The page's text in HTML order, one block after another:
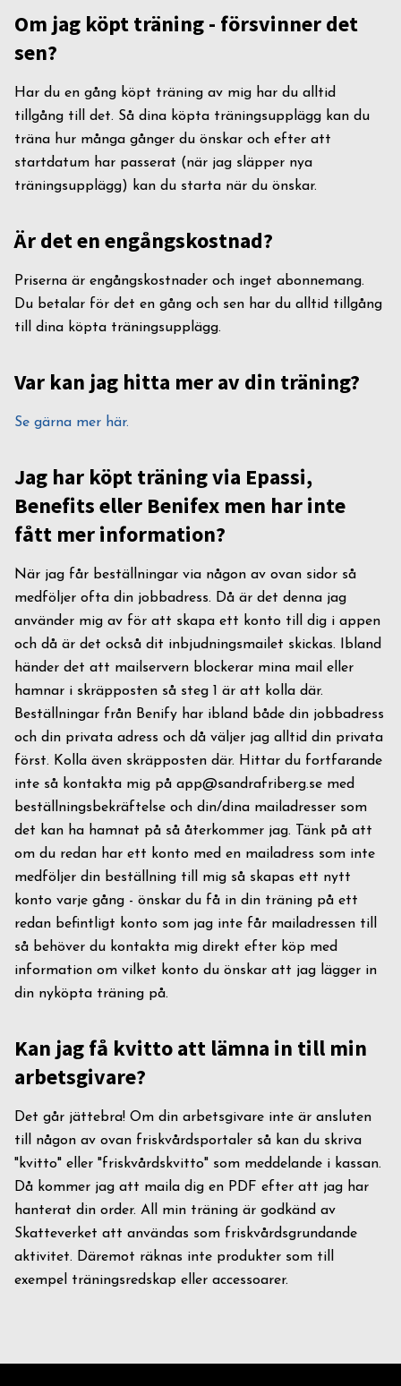
Om jag köpt träning - försvinner det
sen?
Har du en gång köpt träning av mig har du alltid
tillgång till det. Så dina köpta träningsupplägg kan du
träna hur många gånger du önskar och efter att
startdatum har passerat (när jag släpper nya
träningsupplägg) kan du starta när du önskar.
Är det en engångskostnad?
Priserna är engångskostnader och inget abonnemang.
Du betalar för det en gång och sen har du alltid tillgång
till dina köpta träningsupplägg.
Var kan jag hitta mer av din träning?
Se gärna mer här.
Jag har köpt träning via Epassi,
Benefits eller Benifex men har inte
fått mer information?
När jag får beställningar via någon av ovan sidor så
medföljer ofta din jobbadress. Då är det denna jag
använder mig av för att skapa ett konto till dig i appen
och då är det också dit inbjudningsmailet skickas. Ibland
händer det att mailservern blockerar mina mail eller
hamnar i skräpposten så steg 1 är att kolla där.
Beställningar från Benify har ibland både din jobbadress
och din privata adress och då väljer jag alltid din privata
först. Kolla även skräpposten där. Hittar du fortfarande
inte så kontakta mig på app@sandrafriberg.se med
beställningsbekräftelse och din/dina mailadresser som
det kan ha hamnat på så återkommer jag. Tänk på att
om du redan har ett konto med en mailadress som inte
medföljer din beställning till mig så skapas ett nytt
konto varje gång - önskar du få in din träning på ett
redan befintligt konto som jag inte får mailadressen till
så behöver du kontakta mig direkt efter köp med
information om vilket konto du önskar att jag lägger in
din nyköpta träning på.
Kan jag få kvitto att lämna in till min
arbetsgivare?
Det går jättebra! Om din arbetsgivare inte är ansluten
till någon av ovan friskvårdsportaler så kan du skriva
"kvitto" eller "friskvårdskvitto" som meddelande i kassan.
Då kommer jag att maila dig en PDF efter att jag har
hanterat din order. All min träning är godkänd av
Skatteverket att användas som friskvårdsgrundande
aktivitet. Däremot räknas inte produkter som till
exempel träningsredskap eller accessoarer.